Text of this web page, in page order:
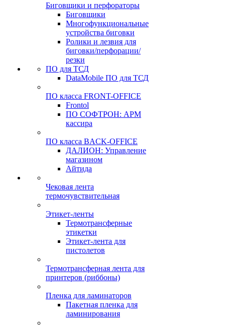
Биговщики и перфораторы
Биговщики
Многофункциональные
устройства биговки
Ролики и лезвия для
биговки/перфорации/
резки
ПО для ТСД
DataMobile ПО для ТСД
ПО класса FRONT-OFFICE
Frontol
ПО СОФТРОН: АРМ
кассира
ПО класса BACK-OFFICE
ДАЛИОН: Управление
магазином
Айтида
Чековая лента
термочувствительная
Этикет-ленты
Термотрансферные
этикетки
Этикет-лента для
пистолетов
Термотрансферная лента для
принтеров (риббоны)
Пленка для ламинаторов
Пакетная пленка для
ламинирования